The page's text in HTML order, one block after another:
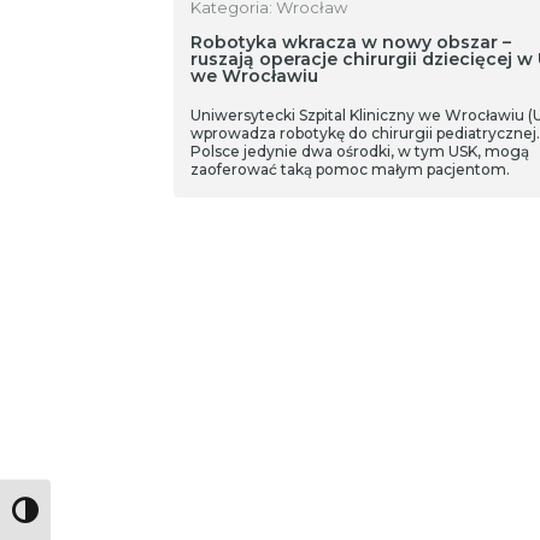
Toggle High Contrast
Kategoria: Wrocław
Robotyka wkracza w nowy obszar –
ruszają operacje chirurgii dziecięcej w
we Wrocławiu
Uniwersytecki Szpital Kliniczny we Wrocławiu
wprowadza robotykę do chirurgii
Polsce jedynie dwa ośrodki, w tym USK, mogą
zaoferować taką pomoc małym pacjentom.